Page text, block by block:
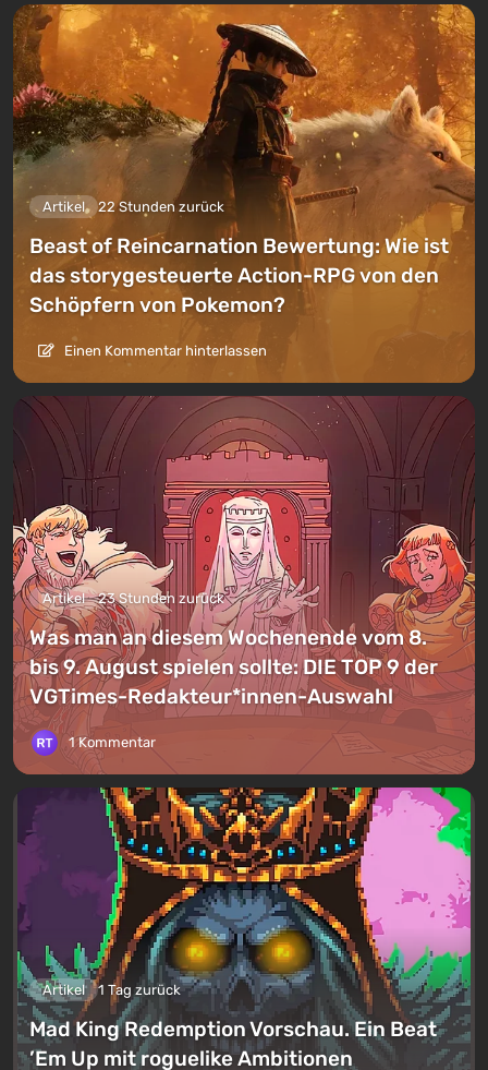
Artikel 22 Stunden zurück
Beast of Reincarnation Bewertung: Wie ist
das storygesteuerte Action-RPG von den
Schöpfern von Pokemon?
Einen Kommentar hinterlassen
Artikel 23 Stunden zurück
Was man an diesem Wochenende vom 8.
bis 9. August spielen sollte: DIE TOP 9 der
VGTimes-Redakteur*innen-Auswahl
1 Kommentar
Artikel 1 Tag zurück
Mad King Redemption Vorschau. Ein Beat
’Em Up mit roguelike Ambitionen